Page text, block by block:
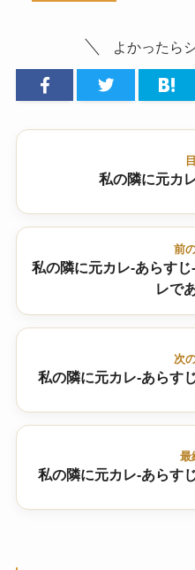
よかったら
私の隣に元カ
前
私の隣に元カレ-あらす
レで
次
私の隣に元カレ-あらす
最
私の隣に元カレ-あらす